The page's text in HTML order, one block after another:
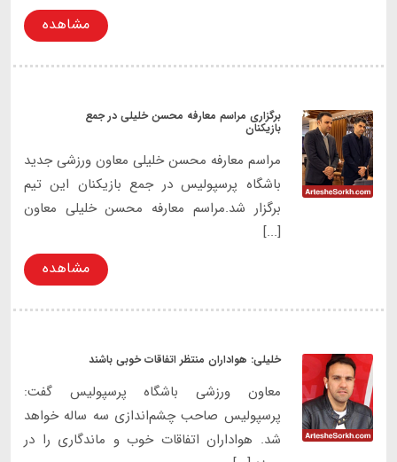
مشاهده
برگزاری مراسم معارفه محسن خلیلی در جمع
بازیکنان
مراسم معارفه محسن خلیلی معاون ورزشی جدید
باشگاه پرسپولیس در جمع بازیکنان این تیم
برگزار شد.مراسم معارفه محسن خلیلی معاون
[...]
مشاهده
خلیلی: هواداران منتظر اتفاقات خوبی باشند
معاون ورزشی باشگاه پرسپولیس گفت:
پرسپولیس صاحب چشم‌اندازی سه‌ ساله خواهد
شد. هواداران اتفاقات خوب و ماندگاری را در